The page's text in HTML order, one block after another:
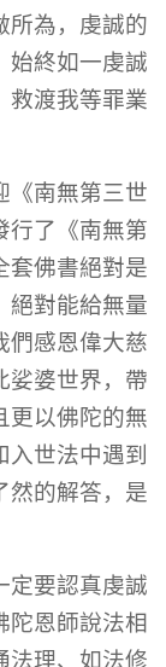
所為，虔誠的
始終如一虔誠
救渡我等罪業
《南無第三世
行了《南無第
套佛書絕對是
絕對能給無量
們感恩偉大慈
娑婆世界，帶
更以佛陀的無
世法中遇到
然的解答，是
定要認真虔誠
陀恩師說法相
法理、如法修